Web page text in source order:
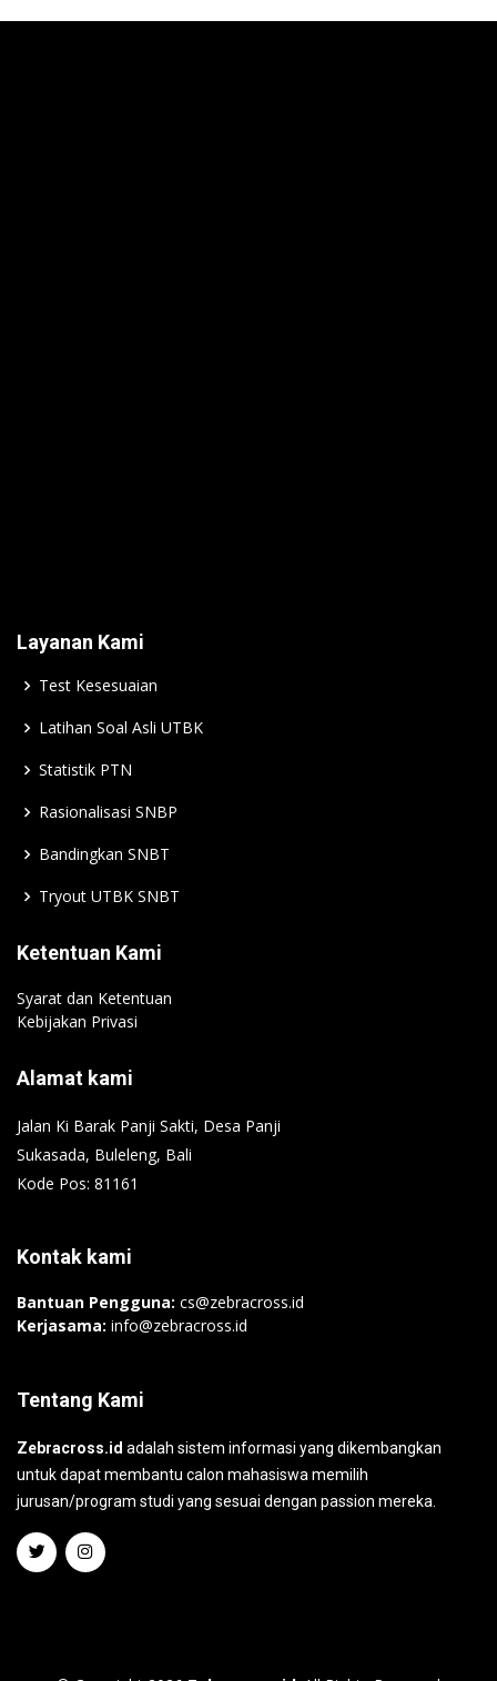
Layanan Kami
Test Kesesuaian
Latihan Soal Asli UTBK
Statistik PTN
Rasionalisasi SNBP
Bandingkan SNBT
Tryout UTBK SNBT
Ketentuan Kami
Syarat dan Ketentuan
Kebijakan Privasi
Alamat kami
Jalan Ki Barak Panji Sakti, Desa Panji
Sukasada, Buleleng, Bali
Kode Pos: 81161
Kontak kami
Bantuan Pengguna: cs@zebracross.id
Kerjasama: info@zebracross.id
Tentang Kami
Zebracross.id adalah sistem informasi yang dikembangkan
untuk dapat membantu calon mahasiswa memilih
jurusan/program studi yang sesuai dengan passion mereka.